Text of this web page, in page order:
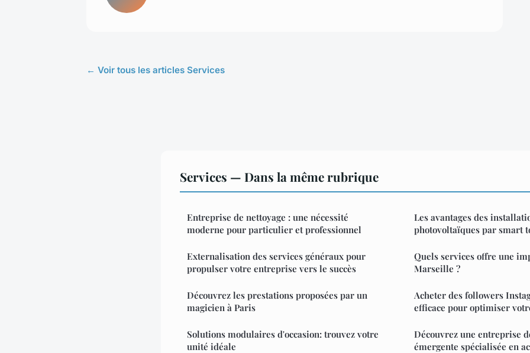
← Voir tous les articles Services
Services — Dans la même rubrique
Entreprise de nettoyage : une nécessité
moderne pour particulier et professionnel
Externalisation des services généraux pour
propulser votre entreprise vers le succès
Découvrez les prestations proposées par un
magicien à Paris
Solutions modulaires d'occasion: trouvez votre
unité idéale
Les avantages des
photovoltaïques par smart
Quels services offre une
Marseille ?
Acheter des followers
efficace pour optimiser
Découvrez une entreprise
émergente spécialisée en